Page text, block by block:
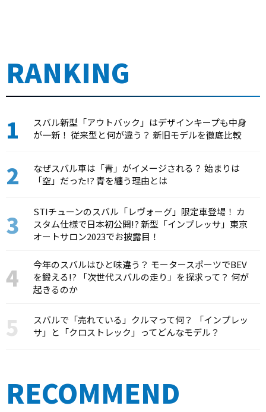
RANKING
スバル新型「アウトバック」はデザインキープも中身
が一新！ 従来型と何が違う？ 新旧モデルを徹底比較
なぜスバル車は「青」がイメージされる？ 始まりは
「空」だった!? 青を纏う理由とは
STIチューンのスバル「レヴォーグ」限定車登場！ カ
スタム仕様で日本初公開!? 新型「インプレッサ」東京
オートサロン2023でお披露目！
今年のスバルはひと味違う？ モータースポーツでBEV
を鍛える!? 「次世代スバルの走り」を探求って？ 何が
起きるのか
スバルで「売れている」クルマって何？ 「インプレッ
サ」と「クロストレック」ってどんなモデル？
RECOMMEND